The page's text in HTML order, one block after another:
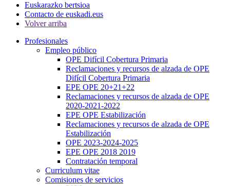
Euskarazko bertsioa
Contacto de euskadi.eus
Volver arriba
Profesionales
Empleo público
OPE Difícil Cobertura Primaria
Reclamaciones y recursos de alzada de OPE
Difícil Cobertura Primaria
EPE OPE 20+21+22
Reclamaciones y recursos de alzada de OPE
2020-2021-2022
EPE OPE Estabilización
Reclamaciones y recursos de alzada de OPE
Estabilización
OPE 2023-2024-2025
EPE OPE 2018 2019
Contratación temporal
Curriculum vitae
Comisiones de servicios